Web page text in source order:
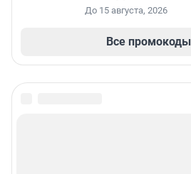
До 15 августа, 2026
Все промокоды